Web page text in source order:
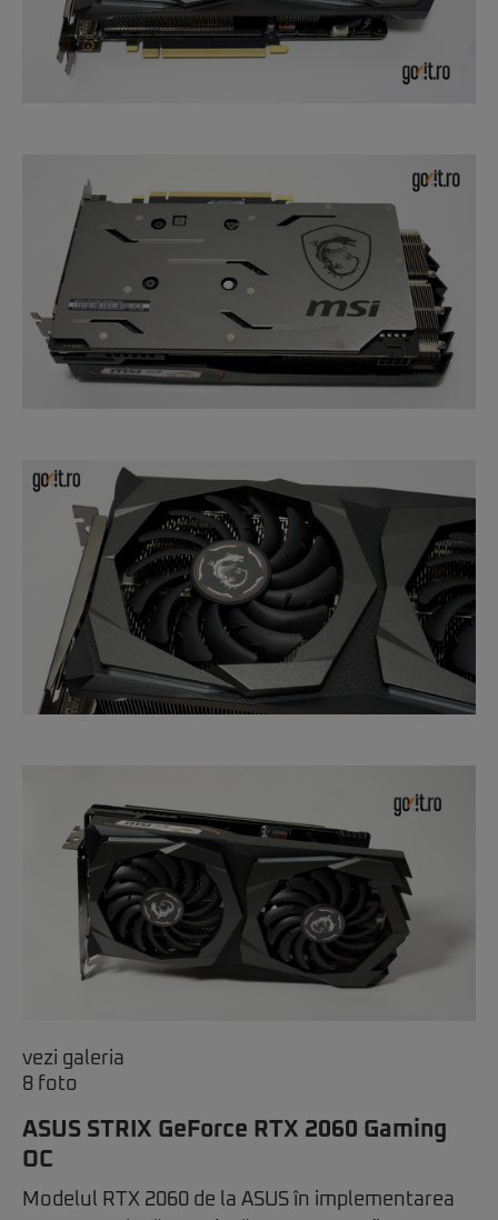
vezi galeria
8 foto
ASUS STRIX GeForce RTX 2060 Gaming
OC
Modelul RTX 2060 de la ASUS în implementarea